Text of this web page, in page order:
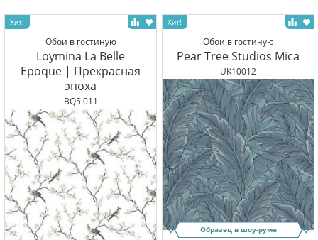
Обои в гостиную
Loymina La Belle
Epoque | Прекрасная
эпоха
BQ5 011
Обои в гостиную
Pear Tree Studios Mica
UK10012
Образец в шоу-руме